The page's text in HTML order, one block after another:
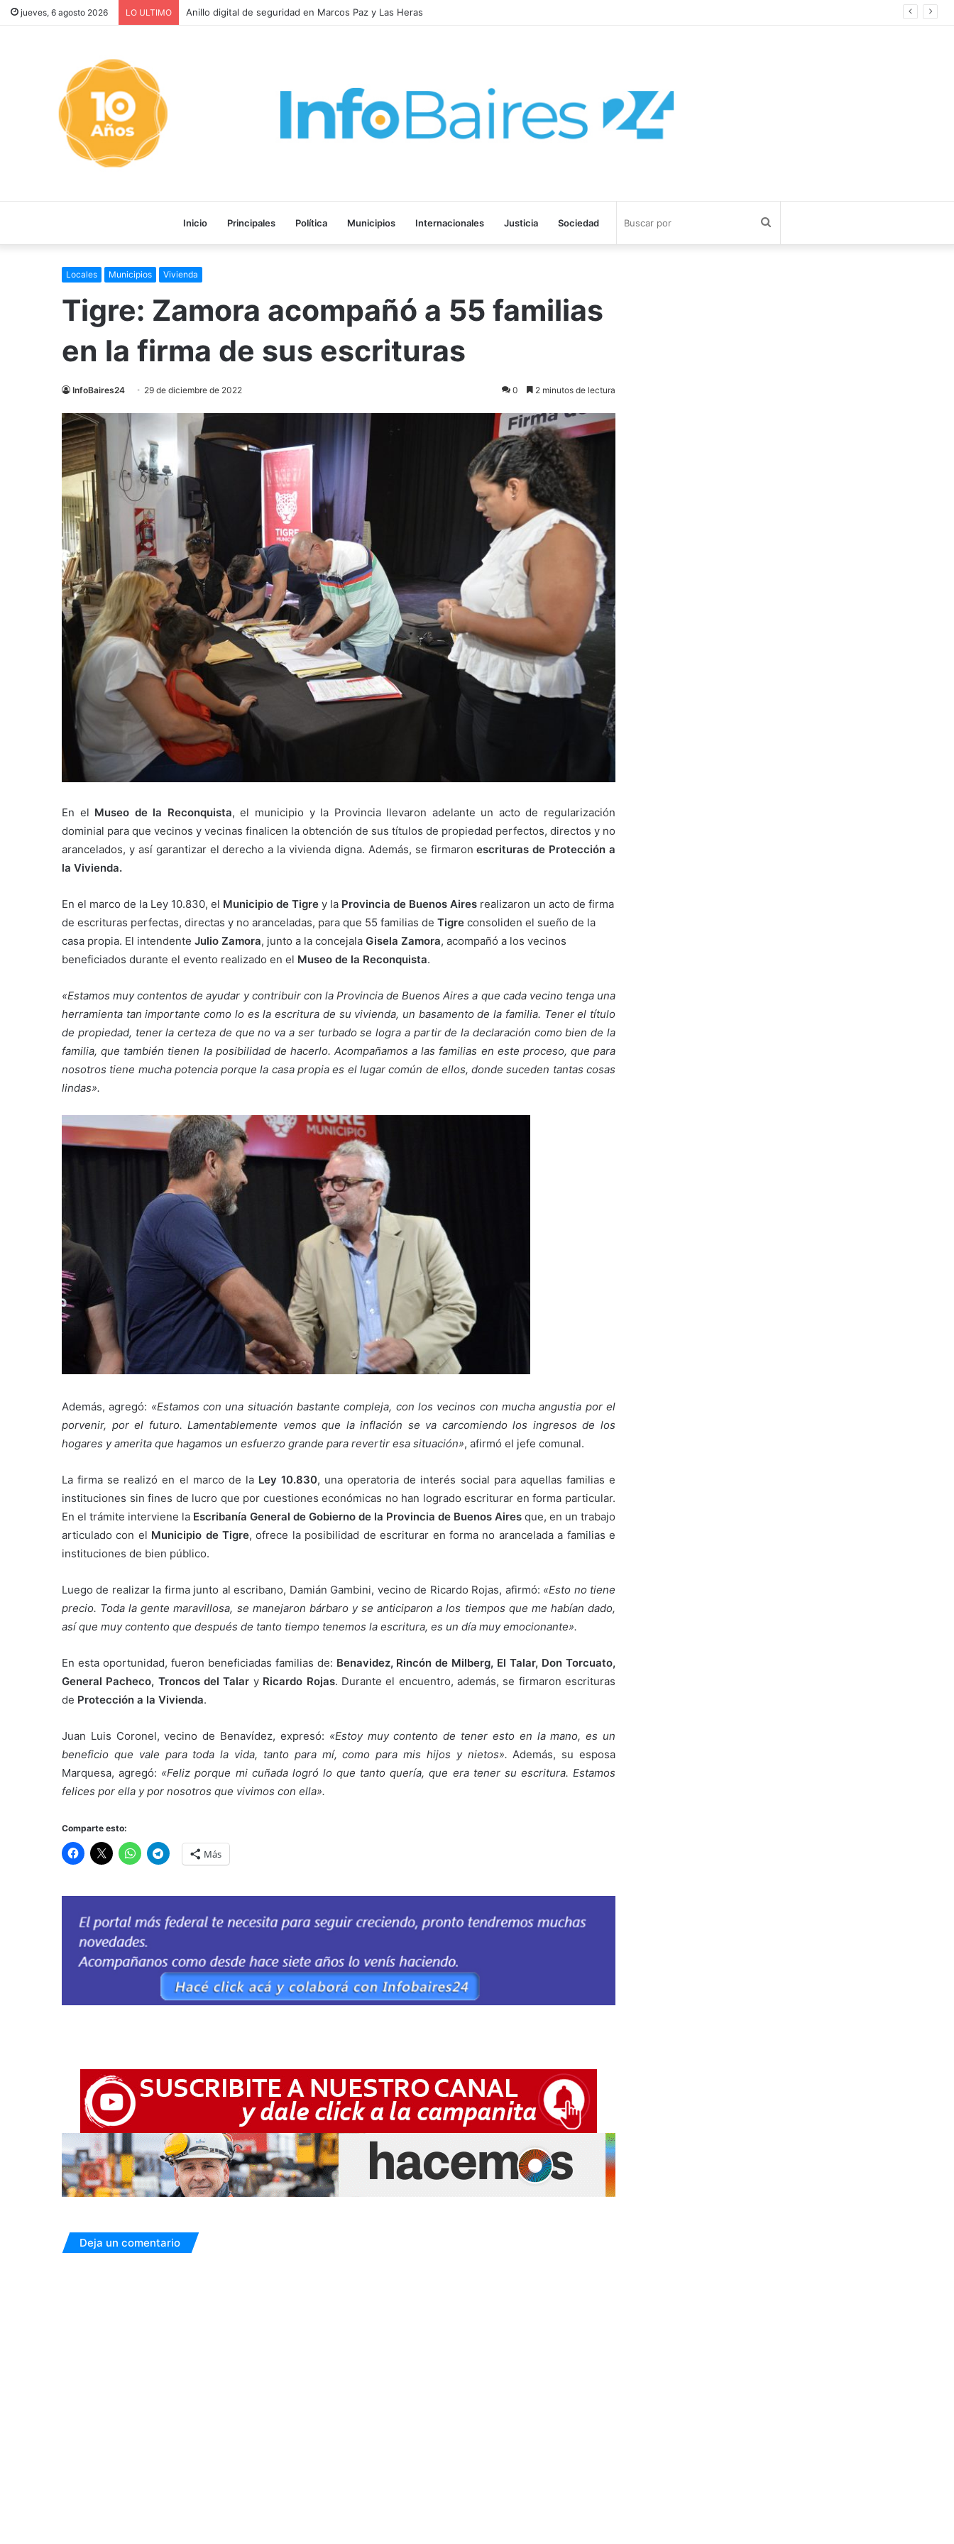
jueves, 6 agosto 2026 LO ULTIMO Provincia rechazó la reforma laboral y defendió los derechos de los trabajadores
Inicio Principales Política Municipios Internacionales Justicia Sociedad
Locales Municipios Vivienda
Tigre: Zamora acompañó a 55 familias
en la firma de sus escrituras
InfoBaires24 29 de diciembre de 2022 0 2 minutos de lectura
En el Museo de la Reconquista, el municipio y la Provincia llevaron adelante un acto de regularización
dominial para que vecinos y vecinas finalicen la obtención de sus títulos de propiedad perfectos, directos y no
arancelados, y así garantizar el derecho a la vivienda digna. Además, se firmaronescrituras de Protección a
la Vivienda.
En el marco de la Ley 10.830, el Municipio de Tigre y la Provincia de Buenos Aires realizaron un acto de firma
de escrituras perfectas, directas y no aranceladas, para que 55 familias de Tigre consoliden el sueño de la
casa propia. El intendente Julio Zamora, junto a la concejala Gisela Zamora, acompañó a los vecinos
beneficiados durante el evento realizado en el Museo de la Reconquista.
«Estamos muy contentos de ayudar y contribuir con la Provincia de Buenos Aires a que cada vecino tenga una
herramienta tan importante como lo es la escritura de su vivienda, un basamento de la familia. Tener el título
de propiedad, tener la certeza de que no va a ser turbado se logra a partir de la declaración como bien de la
familia, que también tienen la posibilidad de hacerlo. Acompañamos a las familias en este proceso, que para
nosotros tiene mucha potencia porque la casa propia es el lugar común de ellos, donde suceden tantas cosas
lindas».
Además, agregó: «Estamos con una situación bastante compleja, con los vecinos con mucha angustia por el
porvenir, por el futuro. Lamentablemente vemos que la inflación se va carcomiendo los ingresos de los
hogares y amerita que hagamos un esfuerzo grande para revertir esa situación», afirmó el jefe comunal.
La firma se realizó en el marco de la Ley 10.830, una operatoria de interés social para aquellas familias e
instituciones sin fines de lucro que por cuestiones económicas no han logrado escriturar en forma particular.
En el trámite interviene la Escribanía General de Gobierno de la Provincia de Buenos Aires que, en un trabajo
articulado con el Municipio de Tigre, ofrece la posibilidad de escriturar en forma no arancelada a familias e
instituciones de bien público.
Luego de realizar la firma junto al escribano, Damián Gambini, vecino de Ricardo Rojas, afirmó: «Esto no tiene
precio. Toda la gente maravillosa, se manejaron bárbaro y se anticiparon a los tiempos que me habían dado,
así que muy contento que después de tanto tiempo tenemos la escritura, es un día muy emocionante».
En esta oportunidad, fueron beneficiadas familias de: Benavidez, Rincón de Milberg, El Talar, Don Torcuato,
General Pacheco, Troncos del Talar y Ricardo Rojas. Durante el encuentro, además, se firmaron escrituras
de Protección a la Vivienda.
Juan Luis Coronel, vecino de Benavídez, expresó: «Estoy muy contento de tener esto en la mano, es un
beneficio que vale para toda la vida, tanto para mí, como para mis hijos y nietos». Además, su esposa
Marquesa, agregó: «Feliz porque mi cuñada logró lo que tanto quería, que era tener su escritura. Estamos
felices por ella y por nosotros que vivimos con ella».
Comparte esto:
Más
Deja un comentario